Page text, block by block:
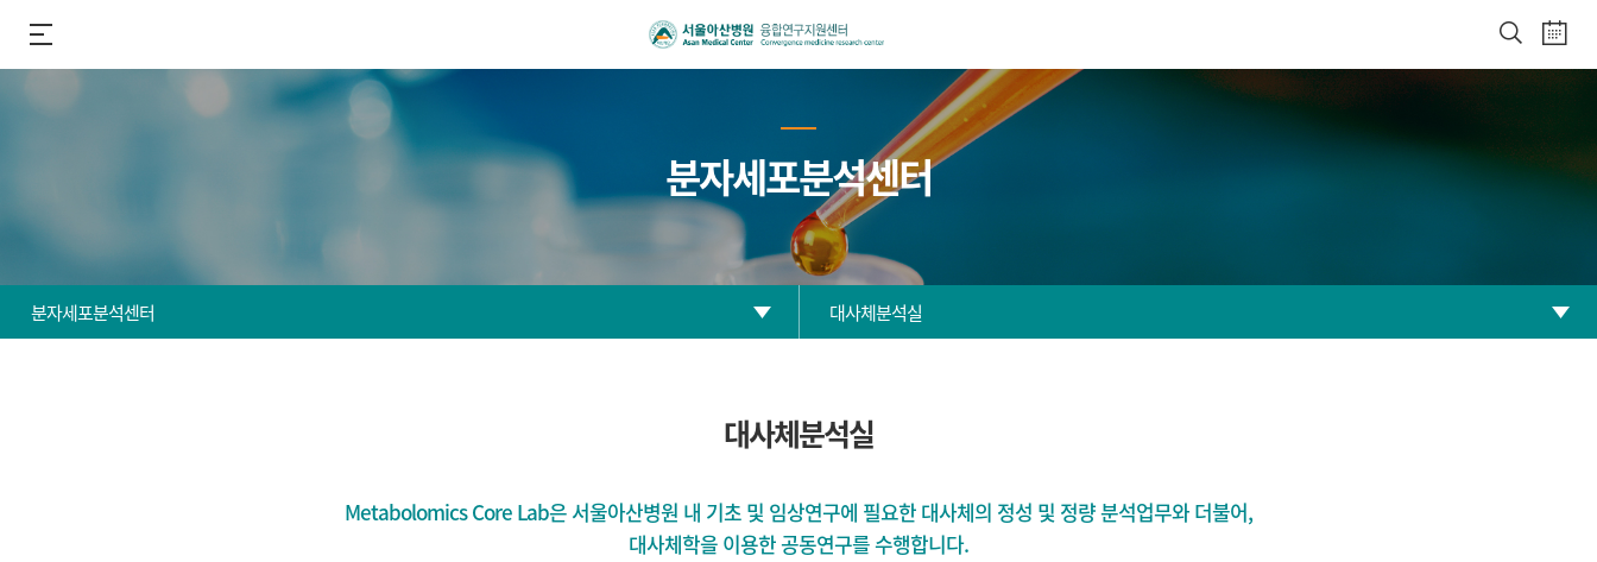
분자세포분석센터
분자세포분석센터 대사체분석실
세포영상분석실
대사체분석실
대사체분석실
Metabolomics Core Lab은 서울아산병원 내 기초 및 임상연구에 필요한 대사체의 정성 및 정량 분석업무와 더불어,
대사체학을 이용한 공동연구를 수행합니다.